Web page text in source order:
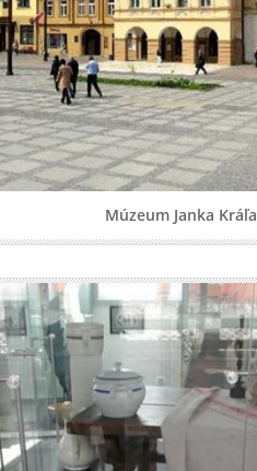
Múzeum Janka Kráľa